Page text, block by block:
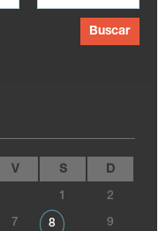
Buscar
V S D
1 2
7 8 9